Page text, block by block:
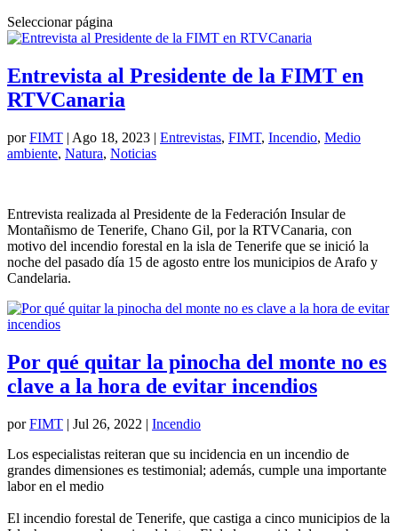
Seleccionar página
Entrevista al Presidente de la FIMT en
RTVCanaria
porFIMT | Ago 18, 2023 | Entrevistas, FIMT, Incendio, Medio
ambiente, Natura, Noticias
Entrevista realizada al Presidente de la Federación Insular de
Montañismo de Tenerife, Chano Gil, por la RTVCanaria, con
motivo del incendio forestal en la isla de Tenerife que se inició la
noche del pasado día 15 de agosto entre los municipios de Arafo y
Candelaria.
Por qué quitar la pinocha del monte no es
clave a la hora de evitar incendios
porFIMT | Jul 26, 2022 | Incendio
Los especialistas reiteran que su incidencia en un incendio de
grandes dimensiones es testimonial; además, cumple una importante
labor en el medio
El incendio forestal de Tenerife, que castiga a cinco municipios de la